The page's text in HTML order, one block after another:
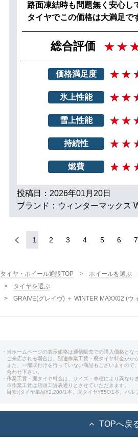
路面凍結時も問題無く安心し
タイヤでこの価格は大満足で
総合評価
価格満足度
氷上性能
雪上性能
持続性
燃費
投稿日：2026年01月20日
ブランド：ウィンターマックス
1 2 3 4 5 6 7
タイヤ・ホイール通販TOP ホイールを選ぶ
タイヤを選ぶ
GRAIVE(グレイヴ) ＋ WINTER MAXX02 (ウ
・当ホームページの表示価格は通信販売での購入価格とな
ご来店される場合は、別途作業工賃・廃タイヤ料金がか
また、一部取付けを行っていない商品もございますので
合わせ下さい。
・作業工賃・廃タイヤ料金は、サイズ・車種により異なり
※作業工賃は店頭工賃表通りとさせていただきます。
目安:(タイヤ単品¥2,200/1本、廃タイヤ¥550/1本、バル
TOPへ戻